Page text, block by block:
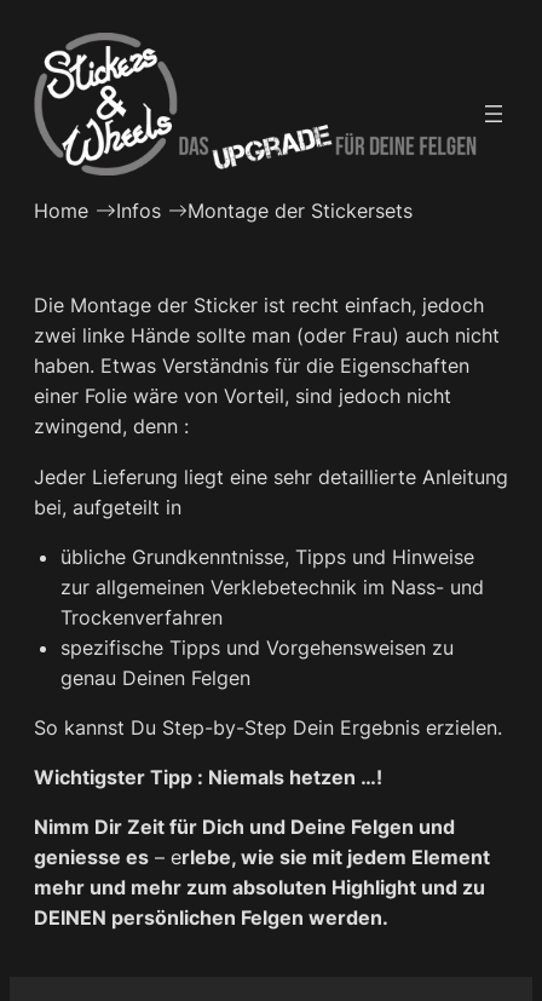
Inhalt
springen
Home Infos Montage der Stickersets
Die Montage der Sticker ist recht einfach, jedoch
zwei linke Hände sollte man (oder Frau) auch nicht
haben. Etwas Verständnis für die Eigenschaften
einer Folie wäre von Vorteil, sind jedoch nicht
zwingend, denn :
Jeder Lieferung liegt eine sehr detaillierte Anleitung
bei, aufgeteilt in
übliche Grundkenntnisse, Tipps und Hinweise
zur allgemeinen Verklebetechnik im Nass- und
Trockenverfahren
spezifische Tipps und Vorgehensweisen zu
genau Deinen Felgen
So kannst Du Step-by-Step Dein Ergebnis erzielen.
Wichtigster Tipp : Niemals hetzen …!
Nimm Dir Zeit für Dich und Deine Felgen und
geniesse es – erlebe, wie sie mit jedem Element
mehr und mehr zum absoluten Highlight und zu
DEINEN persönlichen Felgen werden.